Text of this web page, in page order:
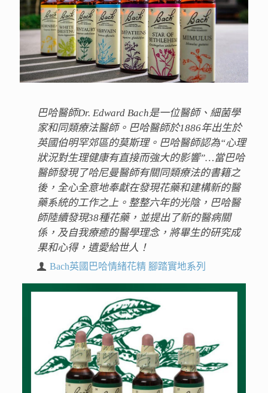
巴哈醫師Dr. Edward Bach是一位醫師、細菌學
家和同類療法醫師。巴哈醫師於1886年出生於
英國伯明罕郊區的莫斯理。巴哈醫師認為“心理
狀況對生理健康有直接而強大的影響”…當巴哈
醫師發現了哈尼曼醫師有關同類療法的書籍之
後，全心全意地奉獻在發現花藥和建構新的醫
藥系統的工作之上。整整六年的光陰，巴哈醫
師陸續發現38種花藥，並提出了新的醫病關
係，及自我療癒的醫學理念，將畢生的研究成
果和心得，遺愛給世人！
Bach英國巴哈情緒花精 腳踏實地系列